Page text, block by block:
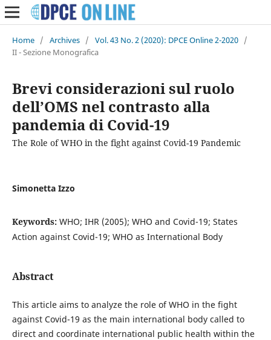
Home / Archives / Vol. 43 No. 2 (2020): DPCE Online 2-2020 /
II - Sezione Monografica
Brevi considerazioni sul ruolo
dell’OMS nel contrasto alla
pandemia di Covid-19
The Role of WHO in the fight against Covid-19 Pandemic
Simonetta Izzo
Keywords: WHO; IHR (2005); WHO and Covid-19; States
Action against Covid-19; WHO as International Body
Abstract
This article aims to analyze the role of WHO in the fight
against Covid-19 as the main international body called to
direct and coordinate international public health within the